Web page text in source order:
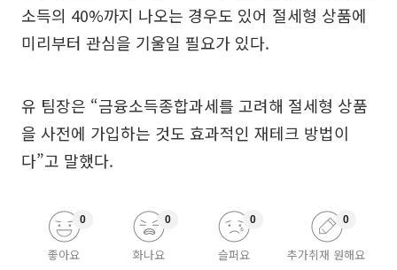
소득의 40%까지 나오는 경우도 있어 절세형 상품에
미리부터 관심을 기울일 필요가 있다.
유 팀장은 “금융소득종합과세를 고려해 절세형 상품
을 사전에 가입하는 것도 효과적인 재테크 방법이
다”고 말했다.
좋아요
0
화나요
0
슬퍼요
0
추가취재 원해요
0